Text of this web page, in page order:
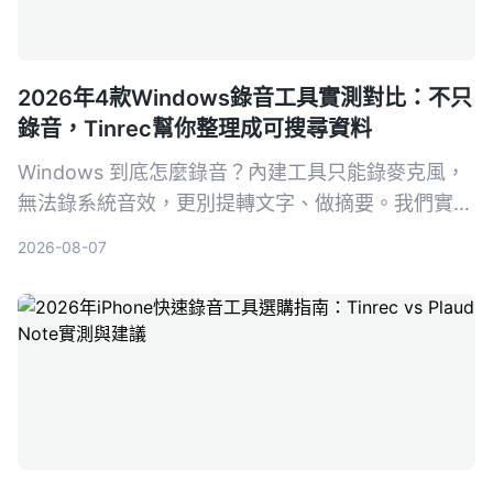
2026年4款Windows錄音工具實測對比：不只
錄音，Tinrec幫你整理成可搜尋資料
Windows 到底怎麼錄音？內建工具只能錄麥克風，
無法錄系統音效，更別提轉文字、做摘要。我們實測
平台、免硬體，免費版就能體驗核心功能。
2026-08-07